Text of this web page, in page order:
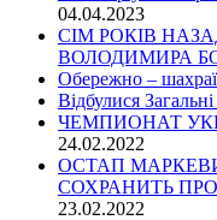
04.04.2023
СІМ РОКІВ
ВОЛОДИМИРА
Обережно –
Відбулися
ЧЕМПИОНАТ
24.02.2022
ОСТАП
СОХРАНИТЬ
23.02.2022